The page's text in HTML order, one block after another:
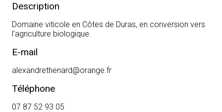
Description
Domaine viticole en Côtes de Duras, en conversion vers
E-mail
alexandrethenard@orange.fr
Téléphone
07 87 52 93 05